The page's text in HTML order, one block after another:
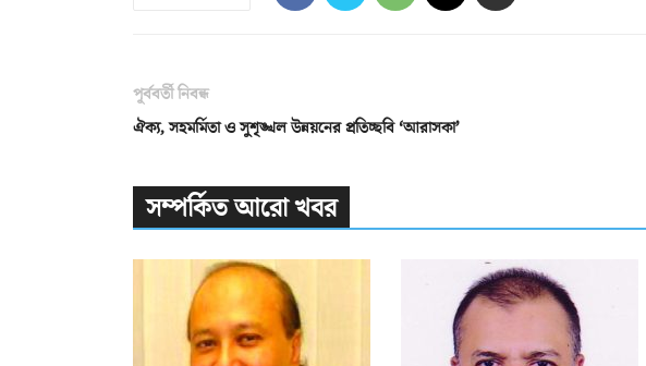
পূর্ববর্তী নিবন্ধ
ঐক্য, সহমর্মিতা ও সুশৃঙ্খল উন্নয়নের প্রতিচ্ছবি ‘আরাসকা’
সম্পর্কিত আরো খবর